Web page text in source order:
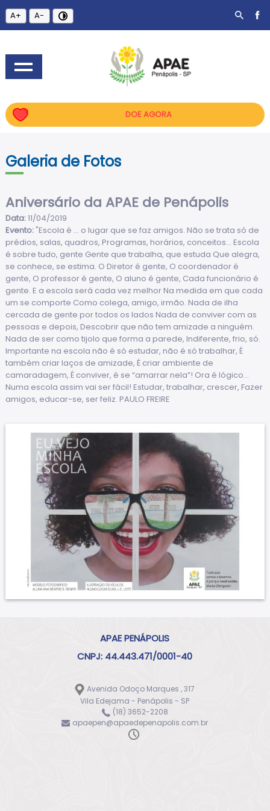
A+ A-
DOE AGORA
Galeria de Fotos
Aniversário da APAE de Penápolis
Data:11/04/2019
Evento:"Escola é ... o lugar que se faz amigos. Não se trata só de
prédios, salas, quadros, Programas, horários, conceitos... Escola
é sobre tudo, gente Gente que trabalha, que estuda Que alegra,
se conhece, se estima. O Diretor é gente, O coordenador é
gente, O professor é gente, O aluno é gente, Cada funcionário é
gente. E a escola será cada vez melhor Na medida em que cada
um se comporte Como colega, amigo, irmão. Nada de ilha
cercada de gente por todos os lados Nada de conviver com as
pessoas e depois, Descobrir que não tem amizade a ninguém.
Nada de ser como tijolo que forma a parede, Indiferente, frio, só.
Importante na escola não é só estudar, não é só trabalhar, É
também criar laços de amizade, É criar ambiente de
camaradagem, É conviver, é se “amarrar nela”! Ora é lógico...
Numa escola assim vai ser fácil! Estudar, trabalhar, crescer, Fazer
amigos, educar-se, ser feliz. PAULO FREIRE
APAE PENÁPOLIS
CNPJ: 44.443.471/0001-40
Avenida Odoço Marques , 317
Vila Edejama - Penápolis - SP
(18) 3652-2208
apaepen@apaedepenapolis.com.br